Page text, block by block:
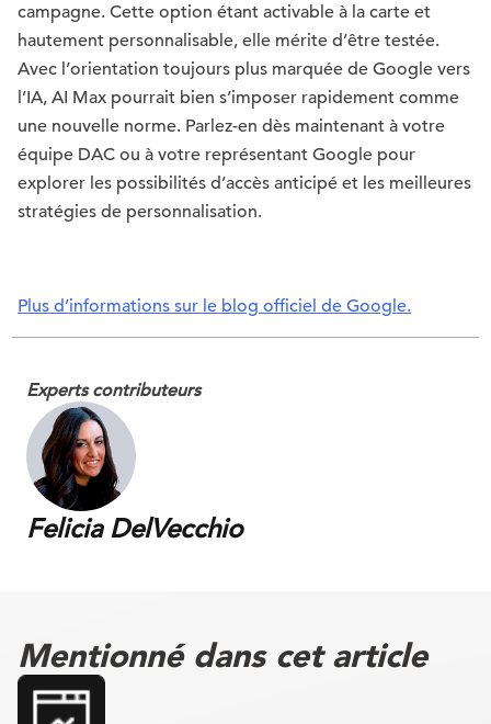
campagne. Cette option étant activable à la carte et
hautement personnalisable, elle mérite d’être testée.
Avec l’orientation toujours plus marquée de Google vers
l’IA, AI Max pourrait bien s’imposer rapidement comme
une nouvelle norme. Parlez-en dès maintenant à votre
équipe DAC ou à votre représentant Google pour
explorer les possibilités d’accès anticipé et les meilleures
stratégies de personnalisation.
Plus d’informations sur le blog officiel de Google.
Experts contributeurs
Felicia DelVecchio
Mentionné dans cet article